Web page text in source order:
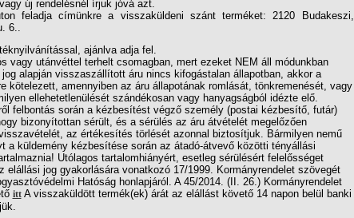
új rendelésnél írjuk jóvá azt.
feladja címünkre a visszaküldeni szánt terméket: 2120 Budakeszi,
6..
ajánlva adja fel.
vagy utánvéttel terhelt csomagban, mert ezeket NEM áll módunkban
alapján visszaszállított áru nincs kifogástalan állapotban, akkor a
kötelezett, amennyiben az áru állapotának romlását, tönkremenését, vagy
ellehetetlenülését szándékosan vagy hanyagságból idézte elő.
felbontás során a kézbesítést végző személy (postai kézbesítő, futár)
bizonyítottan sérült, és a sérülés az áru átvételét megelőzően
az értékesítés törlését azonnal biztosítjuk. Bármilyen nemű
a küldemény kézbesítése során az átadó-átvevő közötti tényállási
Utólagos tartalomhiányért, esetleg sérülésért felelősséget
elállási jog gyakorlására vonatkozó 17/1999. Kormányrendelet szövegét
Hatóság honlapjáról. A 45/2014. (II. 26.) Kormányrendelet
ittA visszaküldött termék(ek) árát az elállást követő 14 napon belül banki